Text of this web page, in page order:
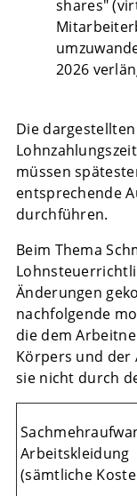
shares"
2026
Die
müssen
entsprechende
durchführen.
Beim Thema
Änderungen
nachfolgende
die dem
Körpers und der
sie nicht durch
Arbeitskleidung
(sämtliche